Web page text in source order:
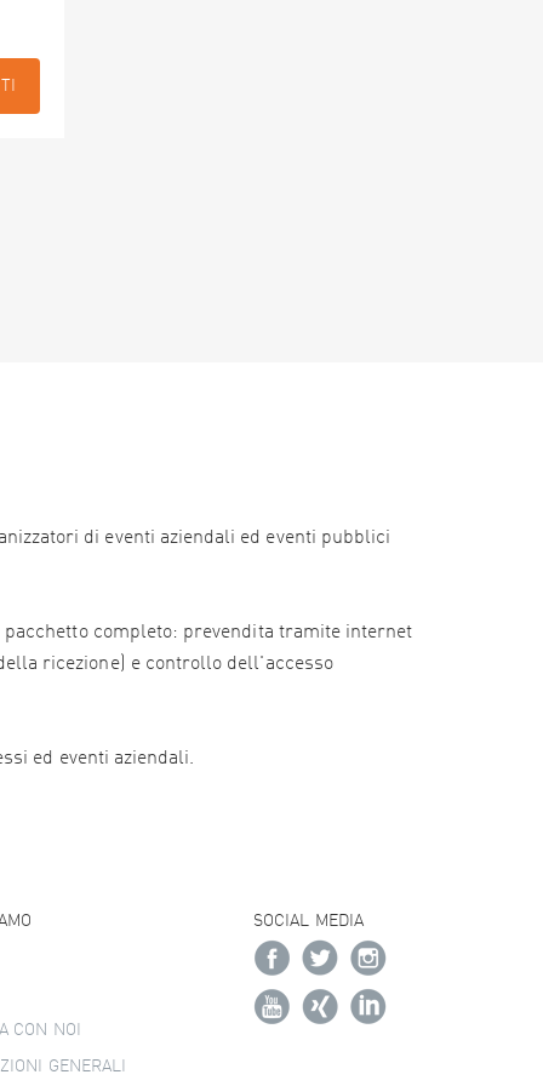
di eventi aziendali ed eventi pubblici
completo: prevendita tramite internet
ricezione) e controllo dell'accesso
ed eventi aziendali.
CON NOI
GENERALI
SOCIAL MEDIA